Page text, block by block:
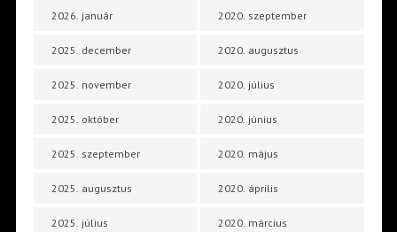
2026. január
2025. december
2025. november
2025. október
2025. szeptember
2025. augusztus
2025. július
2020. szeptember
2020. augusztus
2020. július
2020. június
2020. május
2020. április
2020. március